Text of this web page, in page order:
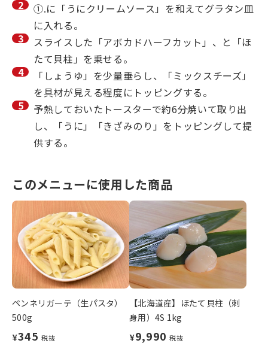
①.に「うにクリームソース」を和えてグラタン皿
に入れる。
スライスした「アボカドハーフカット」、と「ほ
たて貝柱」を乗せる。
「しょうゆ」を少量垂らし、「ミックスチーズ」
を具材が見える程度にトッピングする。
予熱しておいたトースターで約6分焼いて取り出
し、「うに」「きざみのり」をトッピングして提
供する。
このメニューに使用した商品
ペンネリガーテ（生パスタ）
500g
¥345 税抜
【北海道産】ほたて貝柱（刺
身用）4S 1kg
¥9,990 税抜